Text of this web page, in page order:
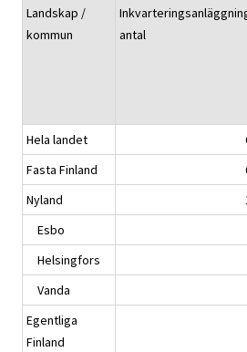
Landskap /
kommun
antal
Hela landet
Fasta Finland
Nyland
Esbo
Helsingfors
Vanda
Egentliga
Finland